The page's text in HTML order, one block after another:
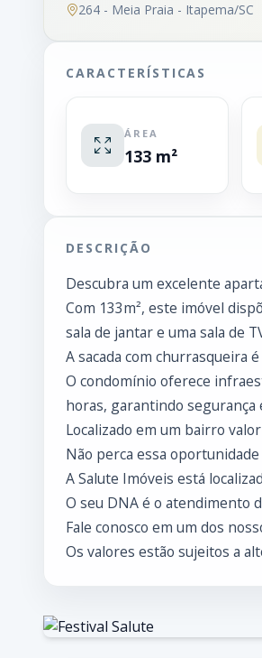
264 - Meia Praia - Itapema/SC
CARACTERÍSTICAS
ÁREA
133 m²
DESCRIÇÃO
Descubra um excelente
Com 133m², este imóvel
sala de jantar e uma sala de
A sacada com churrasqueira
O condomínio oferece
horas, garantindo segurança
Localizado em um bairro
Não perca essa
A Salute Imóveis está
O seu DNA é o atendimento
Fale conosco em um dos
Os valores estão sujeitos a